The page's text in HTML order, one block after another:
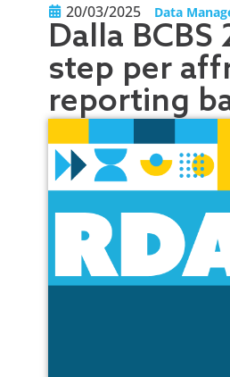
20/03/2025 Data
Dalla BCBS
step per
reporting